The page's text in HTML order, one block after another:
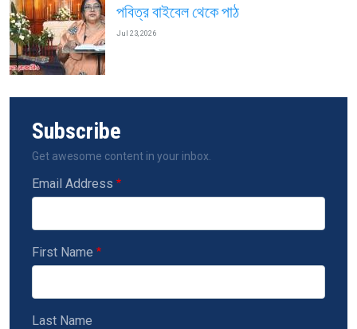
পবিত্র বাইবেল থেকে পাঠ
Jul 23, 2026
Subscribe
Get awesome content in your inbox.
Email Address
First Name
Last Name